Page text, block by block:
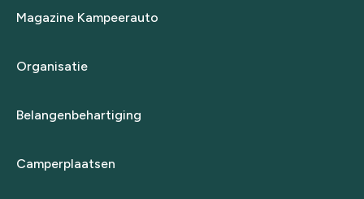
Magazine Kampeerauto
Organisatie
Belangenbehartiging
Camperplaatsen